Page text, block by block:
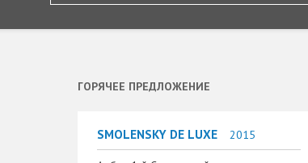
ГОРЯЧЕЕ ПРЕДЛОЖЕНИЕ
SMOLENSKY DE LUXE 2015